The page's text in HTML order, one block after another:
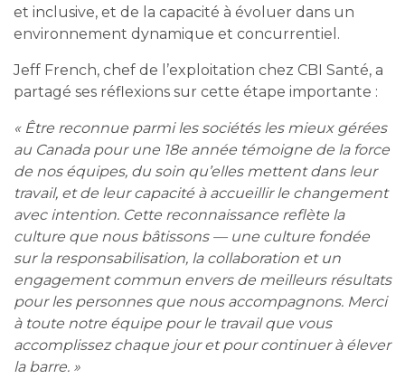
et inclusive, et de la capacité à évoluer dans un
environnement dynamique et concurrentiel.
Jeff French, chef de l’exploitation chez CBI Santé, a
partagé ses réflexions sur cette étape importante :
« Être reconnue parmi les sociétés les mieux gérées
au Canada pour une 18e année témoigne de la force
de nos équipes, du soin qu’elles mettent dans leur
travail, et de leur capacité à accueillir le changement
avec intention. Cette reconnaissance reflète la
culture que nous bâtissons — une culture fondée
sur la responsabilisation, la collaboration et un
engagement commun envers de meilleurs résultats
pour les personnes que nous accompagnons. Merci
à toute notre équipe pour le travail que vous
accomplissez chaque jour et pour continuer à élever
la barre. »